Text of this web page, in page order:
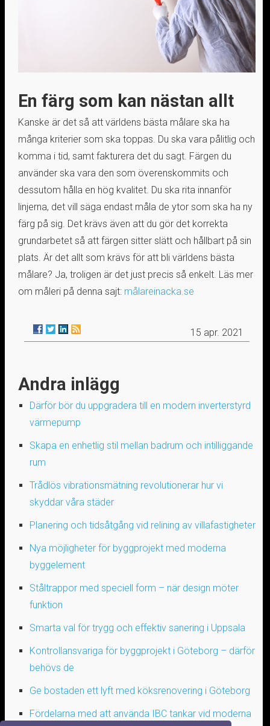
En färg som kan nästan allt
Kanske är det så att världens bästa målare ska ha
många kriterier som ska toppas. Du ska vara pålitlig och
komma i tid, samt fakturera det du sagt. Färgen du
använder ska vara den som överenskommits och
dessutom hålla en hög kvalitet. Du ska rita innanför
linjerna, det vill säga endast måla de ytor som ska ha ny
färg på sig. Det krävs även att du gör det korrekta
grundarbetet så att färgen sitter slätt och hållbart på sin
plats. Är det allt som krävs för att bli världens bästa
målare? Ja, troligen är det just precis så enkelt. Läs mer
om måleri på denna sajt: målareinacka.se
15 apr. 2021
Andra inlägg
Därför bör du uppgradera till en modern inverterstyrd
värmepump
Skapa en enhetlig stil mellan badrum och intilliggande
rum
Trådlös vibrationsmätning revolutionerar hur vi
skyddar våra städer
Planering och tidsåtgång vid relining av villafastigheter
Nya möjligheter för byggprojekt med moderna
byggelement
Ståltrappor med speciell form – när design möter
funktion
Smarta val för trygg och effektiv sanering i Uppsala
Kontrollansvariga för byggprojekt i Göteborg – därför
behövs de
Ge bostaden ett lyft med köksrenovering i Göteborg
Fördelarna med att använda IBC tankar vid moderna